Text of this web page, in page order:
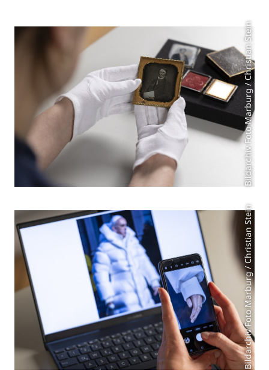
Bildarchiv Foto Marburg / Christian Stein
Bildarchiv Foto Marburg / Christian Stein